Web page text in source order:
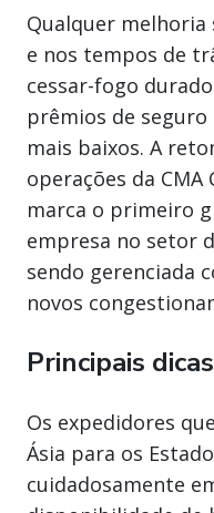
Qualquer melhoria
e nos tempos de
cessar-fogo
prêmios de
mais baixos. A
operações da CMA
marca o primeiro
empresa no setor
sendo gerenciada
novos
Principais dicas
Os expedidores
Ásia para os
cuidadosamente